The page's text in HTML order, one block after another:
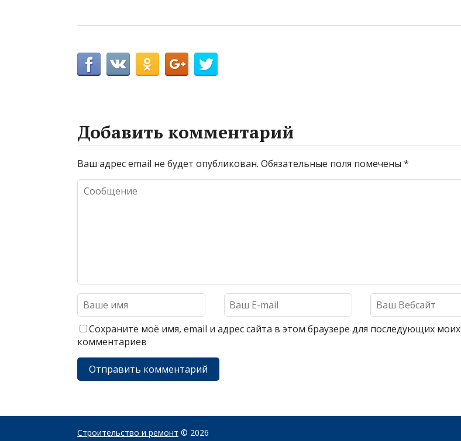
Добавить комментарий
Ваш адрес email не будет опубликован. Обязательные поля помечены *
Сохраните моё имя, email и адрес сайта в этом браузере для последующих моих
комментариев
Строительство и ремонт © 2026